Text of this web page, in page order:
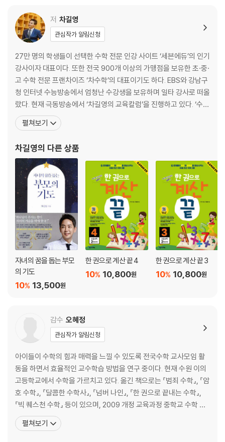
11 홍정하: 조선 VS 청나라 수학 배틀
12 존 네이피어: 마법사로 오해받은 수학자
13 히파티아: 마녀라 불린 여성 수학자
3강 수를 알다
14 파이: 3월 14일은 파이(π) 먹는 날?
15 단위: “억!” 하고 우주로 날아가 버린 1,400억 원
16 완전수: 세상에서 가장 아름다운 수
17 무한: 무한개의 객실이 있는 호텔
18 요세푸스 순열: 살기 위해 쓴 수
20 다양한 수: 예술 작품 속에서 빛을 발한 수학
4강 공간을 알다
21 한붓그리기: 복잡한 도형도 한 번에!
22 미로: 미로 속의 출구
23 나스카 지상화: 거대한 그림
24 4색 정리: 아름다운 수학 증명
25 아폴리안 개스킷: 수학이 만들어 낸 예술
26 뫼비우스의 띠: 돌고 도는 영원한 순환의 고리
저 차길영
관심작가 알림신청
27만 명의 학생들이 선택한 수학 전문 인강 사이트 ‘세븐에듀’의 인기
강사이자 대표이다. 또한 전국 900개 이상의 가맹점을 보유한 초·중·
고 수학 전문 프랜차이즈 ‘차수학’의 대표이기도 하다. EBS와 강남구
청 인터넷 수능방송에서 엄청난 수강생을 보유하며 일타 강사로 떠올
랐다. 현재 극동방송에서 ‘차길영의 교육칼럼’을 진행하고 있다. ‘수학
의 마술사’라 불리며 탁월한 수학적 지식으로 강연과 방송 활동도 활
발하게 하고 있다. 극동방송에서 [차길영의 성공하는 자녀교육법]을
끌었으며, [영재발굴단]에서는 수학 영재
펼쳐보기
차길영의 다른 상품
자녀의 꿈을 돕는 부모
의 기도
13,500원
10%
한 권으로 계산 끝 4
10,800원
10%
한 권으로 계산 끝 3
10,800원
10%
감수 오혜정
관심작가 알림신청
아이들이 수학의 힘과 매력을 느낄 수 있도록 전국수학 교사모임 활
동을 하면서 효율적인 교수학습 방법을 연구 중이다. 현재 수원 이의
고등학교에서 수학을 가르치고 있다. 옮긴 책으로는 『범죄 수학』, 『암
호 수학』, 『달콤한 수학사』, 『넘버 나인』, 『한 권으로 끝내는 수학』,
『빅 퀘스천 수학』 등이 있으며, 2009 개정 교육과정 중학교 수학 교
과서 및 2015 개정 교육과정 중학교 수학 교과서를 집필하였고, 이외
저서로 『새로 쓰는 초등수학 교과서』, 『아인슈타인이 들려주는 차원
펼쳐보기